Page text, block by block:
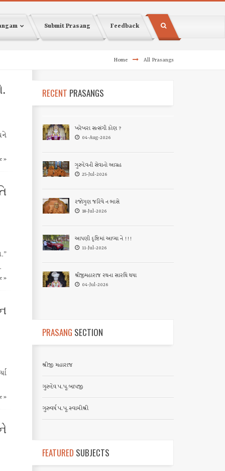
Submit Prasang Feedback
Home All Prasangs
»
»
»
RECENT PRASANGS
ખરેખરા સત્સંગી કોણ ?
04-Aug-2026
ગુરુદેવની સેવાનો આગ્રહ
25-Jul-2026
રજોગુણ જરિયે ન ભાસે
18-Jul-2026
આપણી દૃષ્ટિમાં આવ્યા ને !!!
11-Jul-2026
શ્રીજીમહારાજ રથના સારથિ થયા
04-Jul-2026
PRASANG SECTION
શ્રીજી મહારાજ
ગુરુદેવ પ.પૂ.બાપજી
ગુરુવર્ય પ.પૂ.સ્વામીશ્રી
FEATURED SUBJECTS